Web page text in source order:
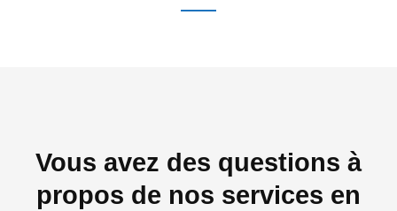
Vous avez des questions à
propos de nos services en